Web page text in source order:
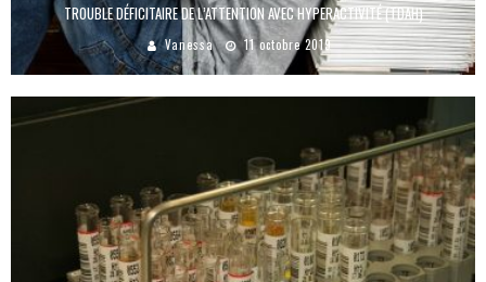
TROUBLE DÉFICITAIRE DE L’ATTENTION AVEC HYPERACTIVITÉ (TDAH)
Vanessa 11 octobre 2019